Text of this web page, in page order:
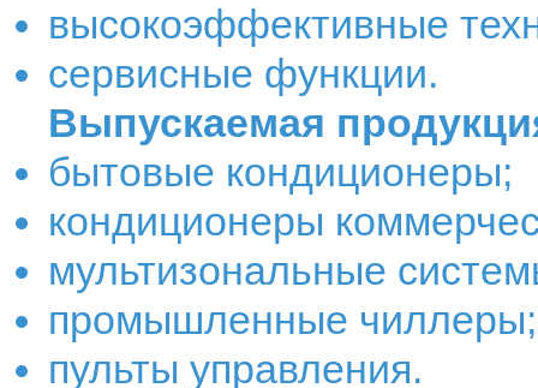
высокоэффективные
сервисные функции.
Выпускаемая
бытовые кондиционеры;
кондиционеры
мультизональные
промышленные чиллеры;
пульты управления.